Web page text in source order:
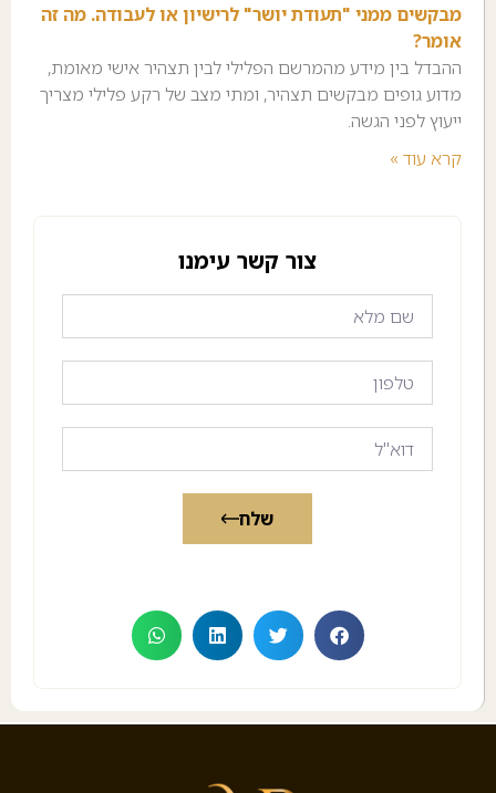
מבקשים ממני "תעודת יושר" לרישיון או לעבודה. מה זה
אומר?
ההבדל בין מידע מהמרשם הפלילי לבין תצהיר אישי מאומת,
מדוע גופים מבקשים תצהיר, ומתי מצב של רקע פלילי מצריך
ייעוץ לפני הגשה.
קרא עוד »
צור קשר עימנו
שלח